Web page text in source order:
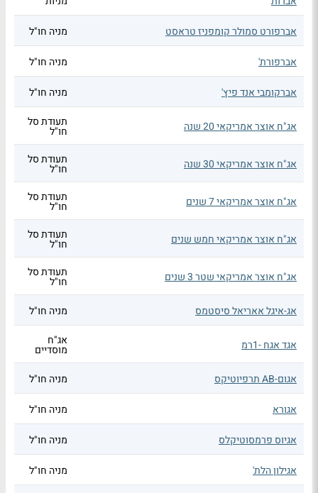
אברפורט סמולר קומפניז טראסט מניה חו"ל
אברפורת' מניה חו"ל
אברקומבי אנד פיץ' מניה חו"ל
אג"ח אוצר אמריקאי 20 שנה תעודת סל
חו"ל
אג"ח אוצר אמריקאי 30 שנה תעודת סל
חו"ל
אג"ח אוצר אמריקאי 7 שנים תעודת סל
חו"ל
אג"ח אוצר אמריקאי חמש שנים תעודת סל
חו"ל
אג"ח אוצר אמריקאי שטר 3 שנים תעודת סל
חו"ל
אג-איגל אאריאל סיסטמס
מניה חו"ל
אגד אגח -1רמ אג"ח
מוסדיים
אגום-AB תרפיוטיקס
מניה חו"ל
אגורא מניה חו"ל
אגיוס פרמסוטיקלס מניה חו"ל
אגילון הלת' מניה חו"ל